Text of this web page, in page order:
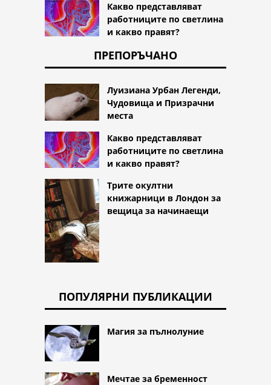
Какво представляват
работниците по светлина
и какво правят?
ПРЕПОРЪЧАНО
Луизиана Урбан Легенди,
Чудовища и Призрачни
места
Какво представляват
работниците по светлина
и какво правят?
Трите окултни
книжарници в Лондон за
вещица за начинаещи
ПОПУЛЯРНИ ПУБЛИКАЦИИ
Магия за пълнолуние
Мечтае за бременност